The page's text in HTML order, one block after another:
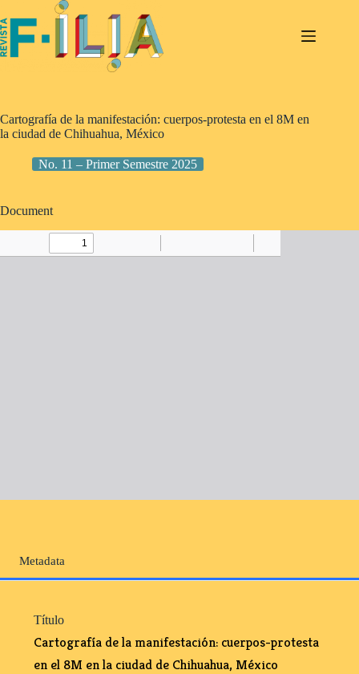
to
content
Cartografía de la manifestación: cuerpos-protesta en el 8M en
la ciudad de Chihuahua, México
No. 11 – Primer Semestre 2025
Document
Metadata
Título
Cartografía de la manifestación: cuerpos-protesta
en el 8M en la ciudad de Chihuahua, México